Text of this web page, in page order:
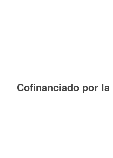
Cofinanciado por